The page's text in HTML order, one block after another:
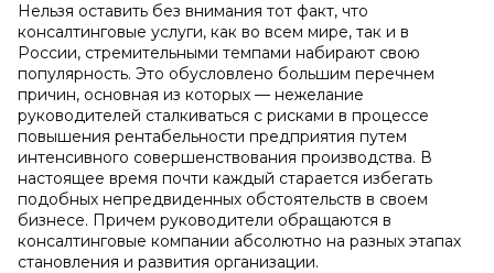
Нельзя оставить без внимания тот факт, что
консалтинговые услуги, как во всем мире, так и в
России, стремительными темпами набирают свою
популярность. Это обусловлено большим перечнем
причин, основная из которых — нежелание
руководителей сталкиваться с рисками в процессе
повышения рентабельности предприятия путем
интенсивного совершенствования производства. В
настоящее время почти каждый старается избегать
подобных непредвиденных обстоятельств в своем
бизнесе. Причем руководители обращаются в
консалтинговые компании абсолютно на разных этапах
становления и развития организации.